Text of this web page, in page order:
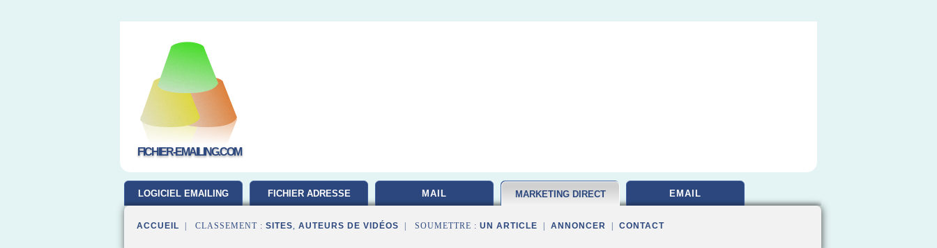
FICHIER-EMAILING.COM
LOGICIEL EMAILING FICHIER ADRESSE MAIL MARKETING DIRECT EMAIL
ACCUEIL | CLASSEMENT : SITES, AUTEURS DE VIDÉOS | SOUMETTRE : UN ARTICLE ANNONCER CONTACT